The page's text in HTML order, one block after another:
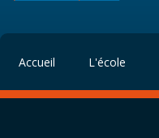
Accueil L'école